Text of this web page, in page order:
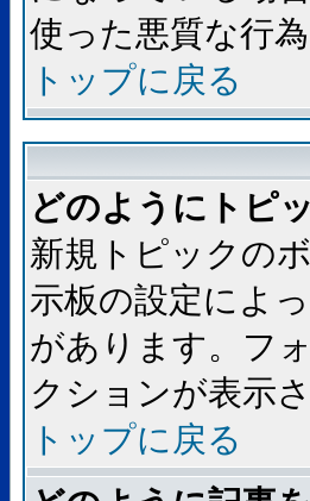
使った悪質な行
トップに戻る
どのようにトピ
新規トピックの
示板の設定によ
があります。フ
クションが表示
トップに戻る